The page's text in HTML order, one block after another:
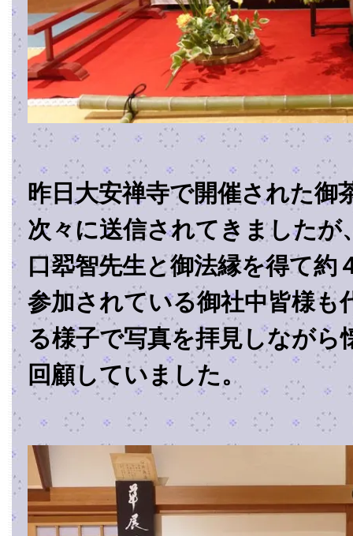
昨日大安禅寺で開催された御
次々に送信されてきましたが
口翆智先生と御法縁を得て約
参加されている御社中皆様も
る様子で写真を拝見しながら
回顧していました。